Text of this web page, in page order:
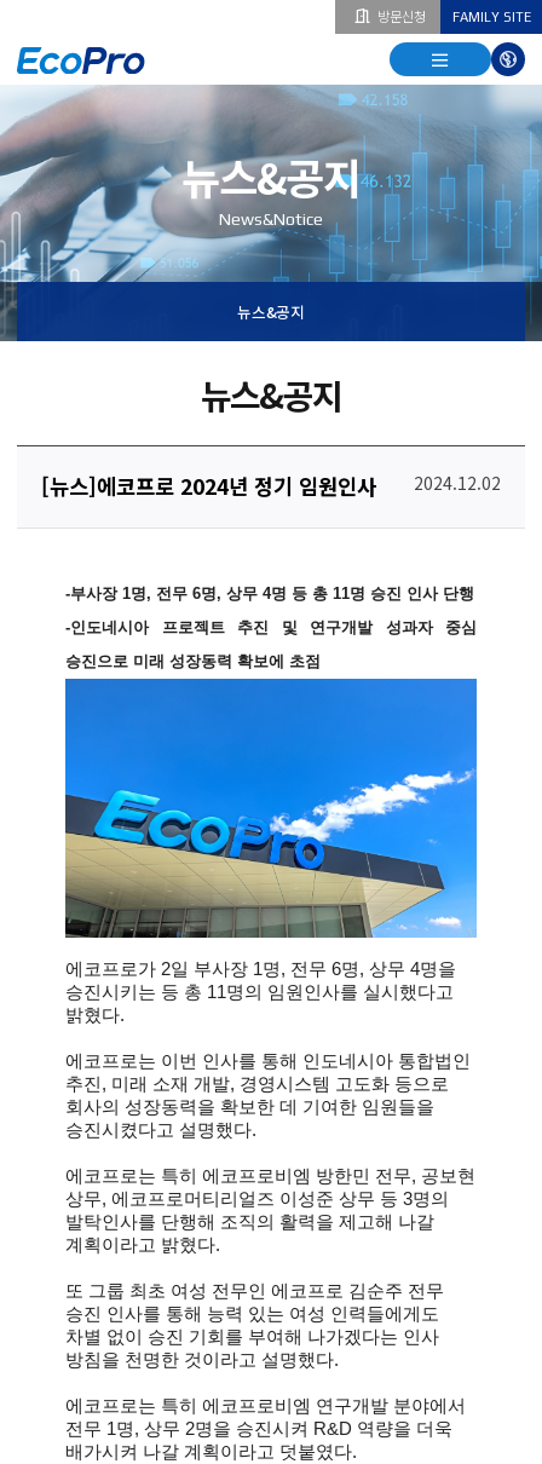
방문신청 FAMILY SITE
열기
열기
다국어
열기
뉴스&공지
News&Notice
뉴스&공지
뉴스&공지
[뉴스]에코프로 2024년 정기 임원인사 2024.12.02
-부사장 1명, 전무 6명, 상무 4명 등 총 11명 승진 인사 단행
-인도네시아 프로젝트 추진 및 연구개발 성과자 중심
승진으로 미래 성장동력 확보에 초점
에코프로가 2일 부사장 1명, 전무 6명, 상무 4명을
승진시키는 등 총 11명의 임원인사를 실시했다고
밝혔다.
에코프로는 이번 인사를 통해 인도네시아 통합법인
추진, 미래 소재 개발, 경영시스템 고도화 등으로
회사의 성장동력을 확보한 데 기여한 임원들을
승진시켰다고 설명했다.
에코프로는 특히 에코프로비엠 방한민 전무, 공보현
상무, 에코프로머티리얼즈 이성준 상무 등 3명의
발탁인사를 단행해 조직의 활력을 제고해 나갈
계획이라고 밝혔다.
또 그룹 최초 여성 전무인 에코프로 김순주 전무
승진 인사를 통해 능력 있는 여성 인력들에게도
차별 없이 승진 기회를 부여해 나가겠다는 인사
방침을 천명한 것이라고 설명했다.
에코프로는 특히 에코프로비엠 연구개발 분야에서
전무 1명, 상무 2명을 승진시켜 R&D 역량을 더욱
배가시켜 나갈 계획이라고 덧붙였다.